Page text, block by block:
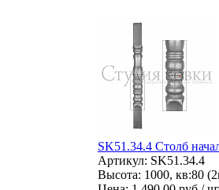
SK51.34.4 Столб
Артикул: SK51.34.4
Высота: 1000, кв:80